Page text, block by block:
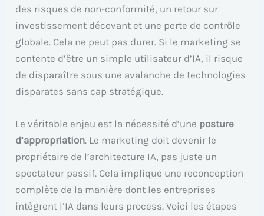
des risques de non-conformité, un retour sur
investissement décevant et une perte de contrôle
globale. Cela ne peut pas durer. Si le marketing se
contente d’être un simple utilisateur d’IA, il risque
de disparaître sous une avalanche de technologies
disparates sans cap stratégique.
Le véritable enjeu est la nécessité d’une posture
d’appropriation. Le marketing doit devenir le
propriétaire de l’architecture IA, pas juste un
spectateur passif. Cela implique une reconception
complète de la manière dont les entreprises
intègrent l’IA dans leurs process. Voici les étapes